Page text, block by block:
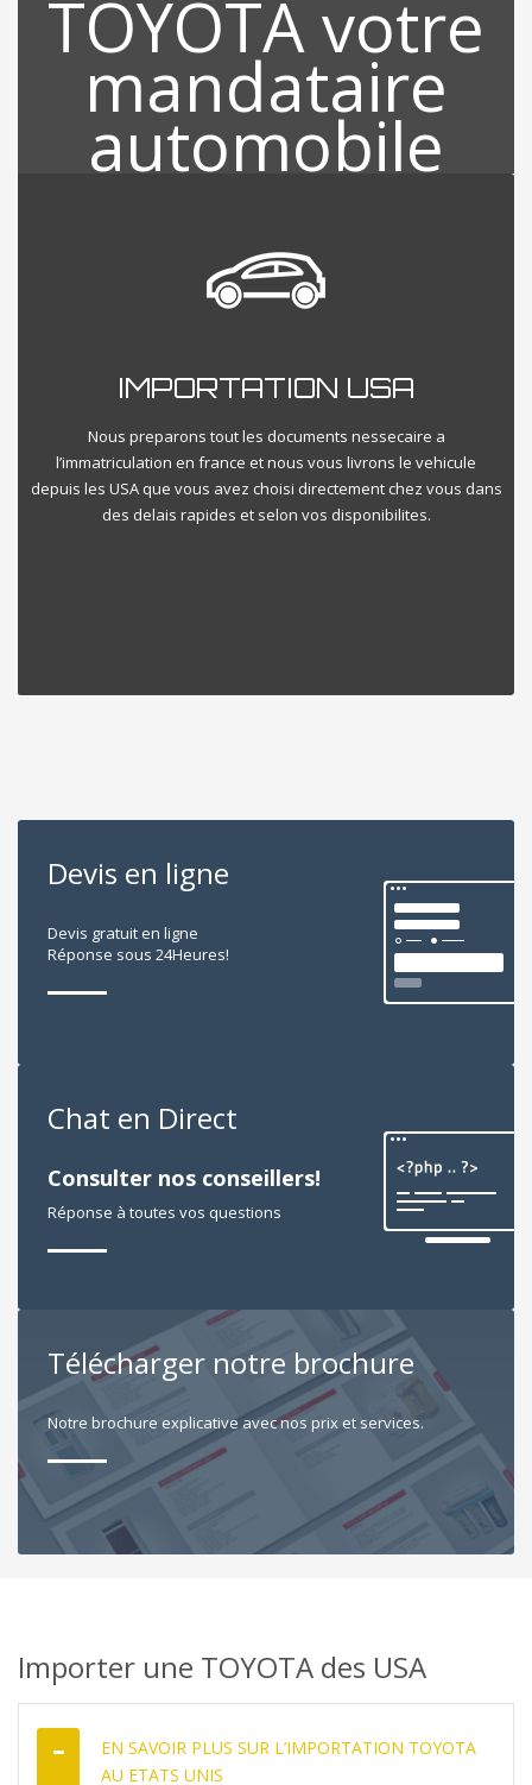
INSPECTION VEHICULE USA
inspection minutieuse sur l’etat global du vehicule directement
diretement.
IMPORTATION USA
Nous preparons tout les documents nessecaire a
l’immatriculation en france et nous vous livrons le vehicule
depuis les USA que vous avez choisi directement chez vous dans
des delais rapides et selon vos disponibilites.
Devis en ligne
Devis gratuit en ligne
Réponse sous 24Heures!
Chat en Direct
Consulter nos conseillers!
Réponse à toutes vos questions
Télécharger notre brochure
Notre brochure explicative avec nos prix et services.
Importer une TOYOTA des USA
EN SAVOIR PLUS SUR L’IMPORTATION TOYOTA
AU ETATS UNIS